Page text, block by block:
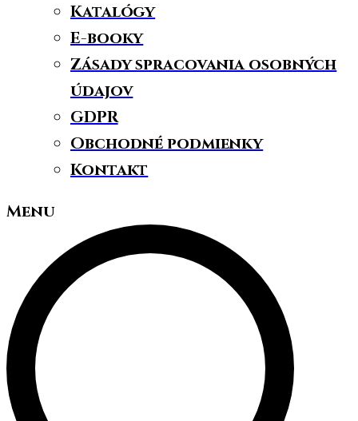
Katalógy
E-booky
Zásady spracovania osobných
údajov
GDPR
Obchodné podmienky
Kontakt
Menu